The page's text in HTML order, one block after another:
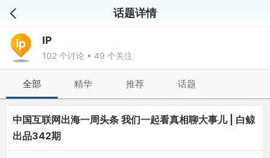
话题详情
IP
102 个讨论 • 49 个关注
全部 精华 推荐 话题
中国互联网出海一周头条 我们一起看真相聊大事儿 | 白鲸
出品342期